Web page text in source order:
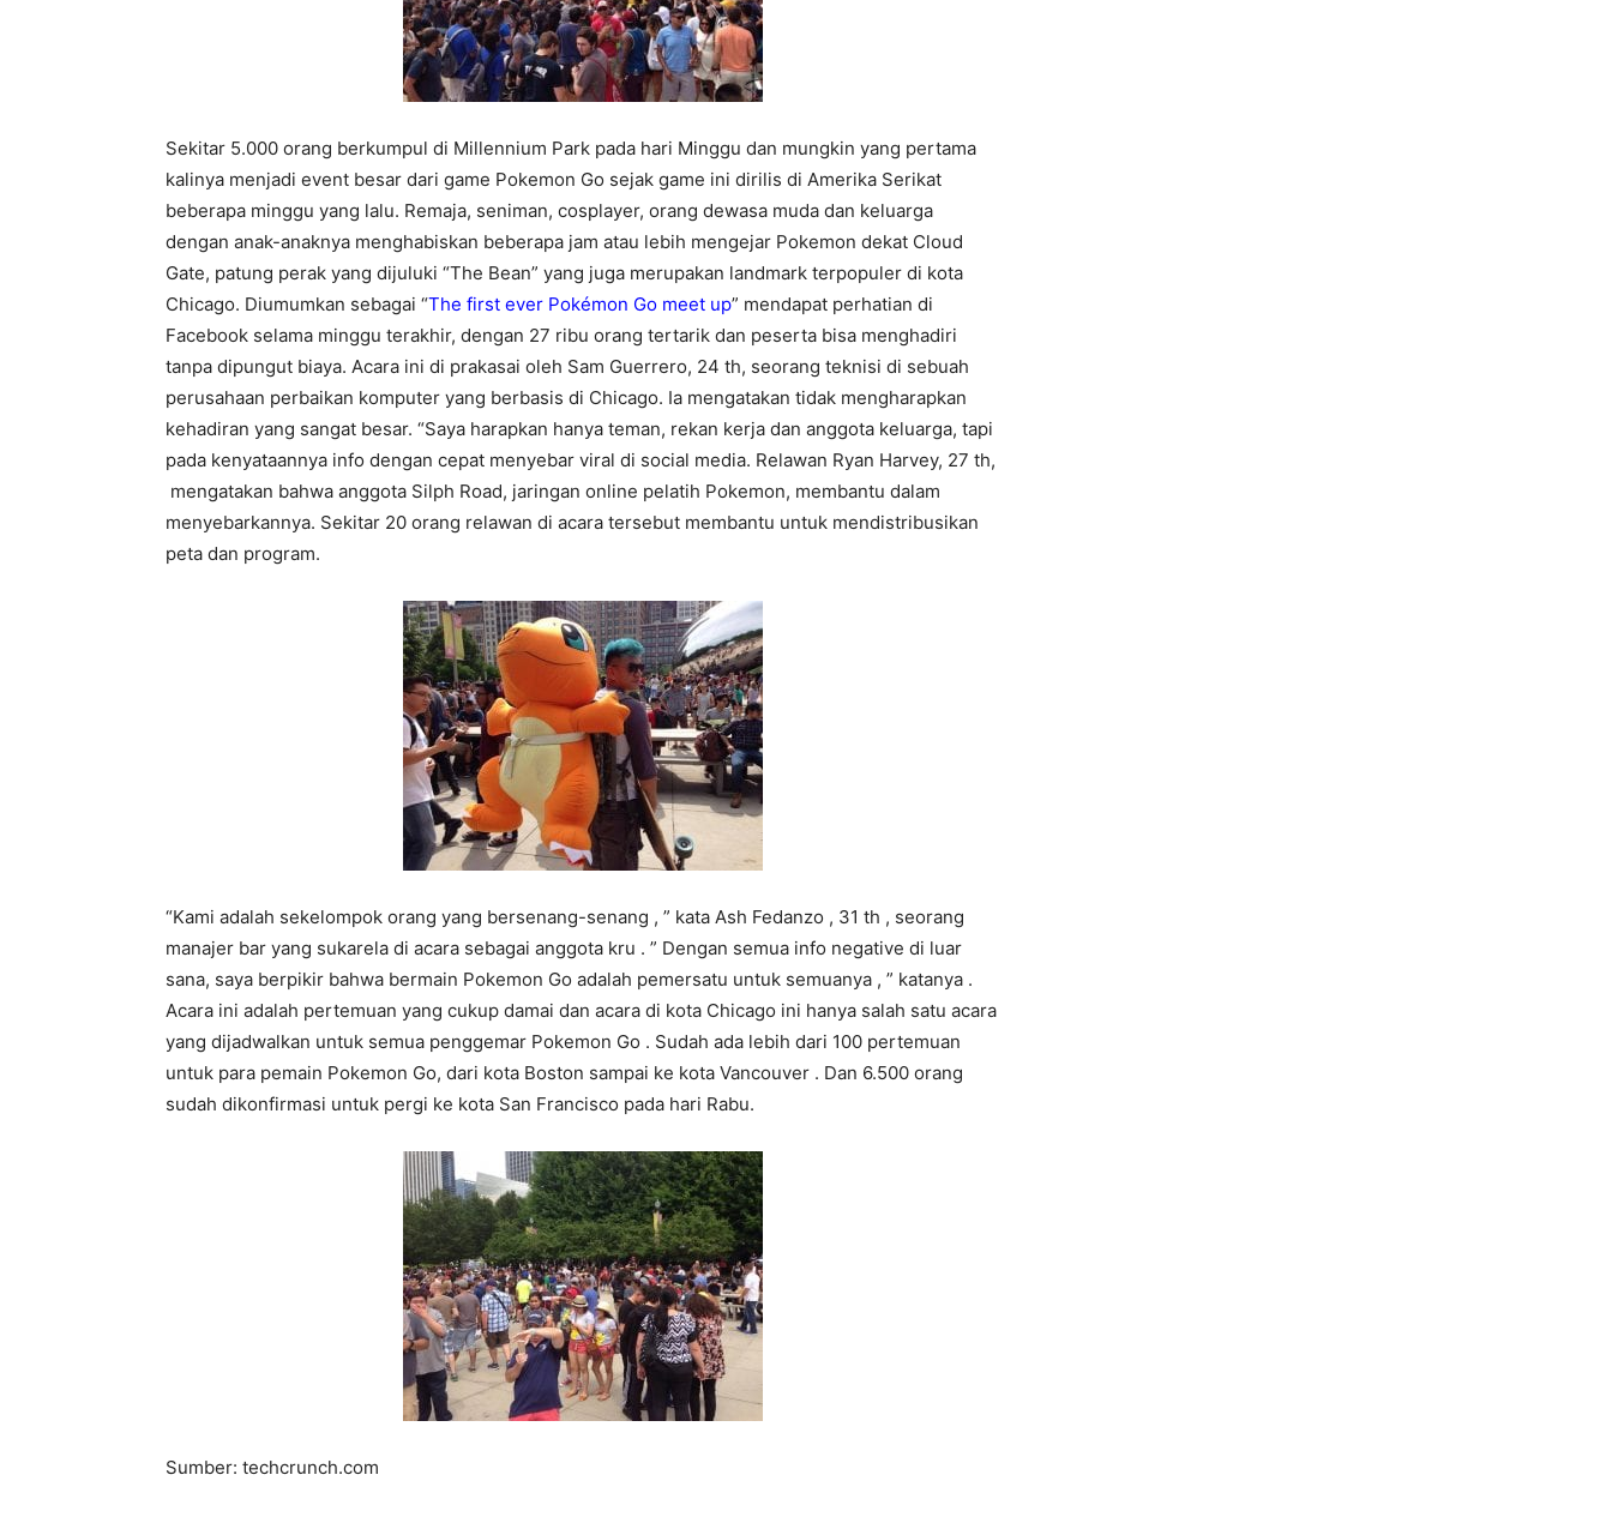
Sekitar 5.000 orang berkumpul di Millennium Park pada hari Minggu dan mungkin yang pertama
kalinya menjadi event besar dari game Pokemon Go sejak game ini dirilis di Amerika Serikat
beberapa minggu yang lalu. Remaja, seniman, cosplayer, orang dewasa muda dan keluarga
dengan anak-anaknya menghabiskan beberapa jam atau lebih mengejar Pokemon dekat Cloud
Gate, patung perak yang dijuluki “The Bean” yang juga merupakan landmark terpopuler di kota
Chicago. Diumumkan sebagai “The first ever Pokémon Go meet up” mendapat perhatian di
Facebook selama minggu terakhir, dengan 27 ribu orang tertarik dan peserta bisa menghadiri
tanpa dipungut biaya. Acara ini di prakasai oleh Sam Guerrero, 24 th, seorang teknisi di sebuah
perusahaan perbaikan komputer yang berbasis di Chicago. Ia mengatakan tidak mengharapkan
kehadiran yang sangat besar. “Saya harapkan hanya teman, rekan kerja dan anggota keluarga, tapi
pada kenyataannya info dengan cepat menyebar viral di social media. Relawan Ryan Harvey, 27 th,
mengatakan bahwa anggota Silph Road, jaringan online pelatih Pokemon, membantu dalam
menyebarkannya. Sekitar 20 orang relawan di acara tersebut membantu untuk mendistribusikan
peta dan program.
“Kami adalah sekelompok orang yang bersenang-senang , ” kata Ash Fedanzo , 31 th , seorang
manajer bar yang sukarela di acara sebagai anggota kru . ” Dengan semua info negative di luar
sana, saya berpikir bahwa bermain Pokemon Go adalah pemersatu untuk semuanya , ” katanya .
Acara ini adalah pertemuan yang cukup damai dan acara di kota Chicago ini hanya salah satu acara
yang dijadwalkan untuk semua penggemar Pokemon Go . Sudah ada lebih dari 100 pertemuan
untuk para pemain Pokemon Go, dari kota Boston sampai ke kota Vancouver . Dan 6.500 orang
sudah dikonfirmasi untuk pergi ke kota San Francisco pada hari Rabu.
Sumber: techcrunch.com